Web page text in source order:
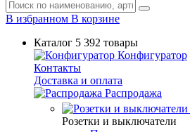
В избранном В корзине
Каталог 5 392 товары
Конфигуратор
Контакты
Доставка и оплата
Распродажа
Розетки и выключатели